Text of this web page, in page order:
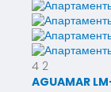
4 2
AGUAMAR